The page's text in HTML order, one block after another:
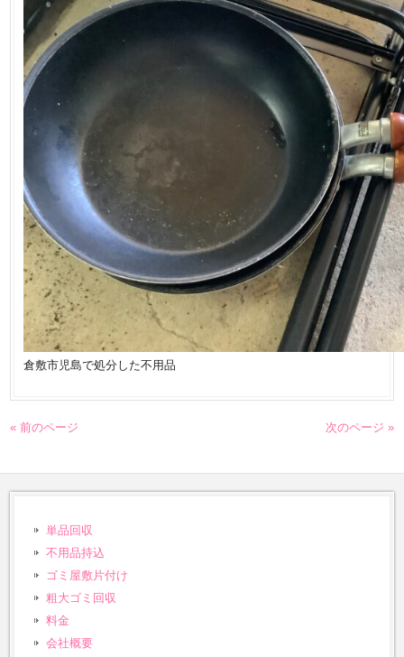
倉敷市児島で処分した不用品
« 前のページ 次のページ »
単品回収
不用品持込
ゴミ屋敷片付け
粗大ゴミ回収
料金
会社概要